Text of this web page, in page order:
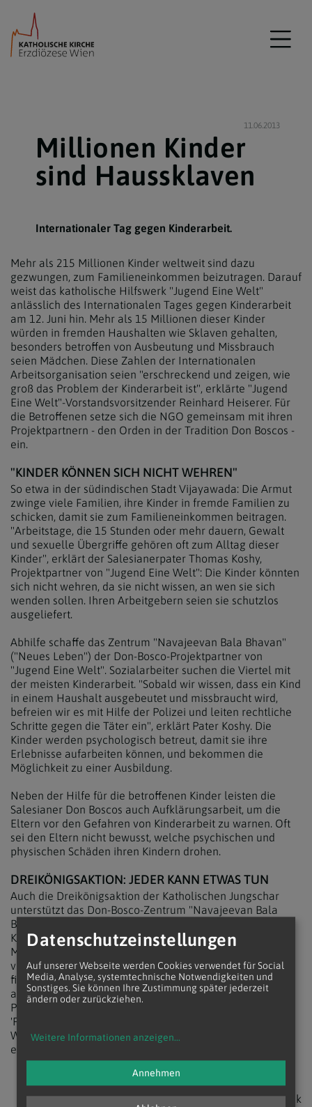
11.06.2013
Millionen Kinder
sind Haussklaven
Internationaler Tag gegen Kinderarbeit.
Mehr als 215 Millionen Kinder weltweit sind dazu
gezwungen, zum Familieneinkommen beizutragen. Darauf
weist das katholische Hilfswerk "Jugend Eine Welt"
anlässlich des Internationalen Tages gegen Kinderarbeit
am 12. Juni hin. Mehr als 15 Millionen dieser Kinder
würden in fremden Haushalten wie Sklaven gehalten,
besonders betroffen von Ausbeutung und Missbrauch
seien Mädchen. Diese Zahlen der Internationalen
Arbeitsorganisation seien "erschreckend und zeigen, wie
groß das Problem der Kinderarbeit ist", erklärte "Jugend
Eine Welt"-Vorstandsvorsitzender Reinhard Heiserer. Für
die Betroffenen setze sich die NGO gemeinsam mit ihren
Projektpartnern - den Orden in der Tradition Don Boscos -
ein.
"KINDER KÖNNEN SICH NICHT WEHREN"
So etwa in der südindischen Stadt Vijayawada: Die Armut
zwinge viele Familien, ihre Kinder in fremde Familien zu
schicken, damit sie zum Familieneinkommen beitragen.
"Arbeitstage, die 15 Stunden oder mehr dauern, Gewalt
und sexuelle Übergriffe gehören oft zum Alltag dieser
Kinder", erklärt der Salesianerpater Thomas Koshy,
Projektpartner von "Jugend Eine Welt": Die Kinder könnten
sich nicht wehren, da sie nicht wissen, an wen sie sich
wenden sollen. Ihren Arbeitgebern seien sie schutzlos
ausgeliefert.
Abhilfe schaffe das Zentrum "Navajeevan Bala Bhavan"
("Neues Leben") der Don-Bosco-Projektpartner von
"Jugend Eine Welt". Sozialarbeiter suchen die Viertel mit
der meisten Kinderarbeit. "Sobald wir wissen, dass ein Kind
in einem Haushalt ausgebeutet und missbraucht wird,
befreien wir es mit Hilfe der Polizei und leiten rechtliche
Schritte gegen die Täter ein", erklärt Pater Koshy. Die
Kinder werden psychologisch betreut, damit sie ihre
Erlebnisse aufarbeiten können, und bekommen die
Möglichkeit zu einer Ausbildung.
Neben der Hilfe für die betroffenen Kinder leisten die
Salesianer Don Boscos auch Aufklärungsarbeit, um die
Eltern vor den Gefahren von Kinderarbeit zu warnen. Oft
sei den Eltern nicht bewusst, welche psychischen und
physischen Schäden ihren Kindern drohen.
DREIKÖNIGSAKTION: JEDER KANN ETWAS TUN
Auch die Dreikönigsaktion der Katholischen Jungschar
unterstützt das Don-Bosco-Zentrum "Navajeevan Bala
Bhavan" in Indien. Anlässlich des Welttags gegen
Kinderarbeit macht die Dreikönigsaktion auf konkrete
Möglichkeiten aufmerksam, etwas gegen die Ausbeutung
von Kindern beizutragen: Helfen könne man "mit der
finanziellen Unterstützung eines Partnerprojektes für
arbeitende Straßenkinder in Indien, mit dem Kauf von
Produkten aus sozialverträglicher Produktion mit
'Fairtrade'-Siegel, mit der Forderung an Politik und
Wirtschaft, sich gegen ausbeuterische Kinderarbeit
einzusetzen".
zurück
Datenschutzeinstellungen
Auf unserer Webseite werden Cookies verwendet für Social
Media, Analyse, systemtechnische Notwendigkeiten und
Sonstiges. Sie können Ihre Zustimmung später jederzeit
ändern oder zurückziehen.
Weitere Informationen anzeigen...
Annehmen